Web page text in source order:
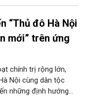
“Thủ đô Hà Nội
mới” trên ứng
chính trị rộng lớn,
Nội cùng dân tộc
những định hướng